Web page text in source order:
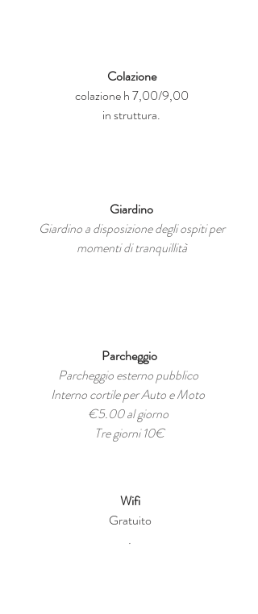
Colazione
colazione h 7,00/9,00
in struttura.
Giardino
Giardino a disposizione degli ospiti per
momenti di tranquillità
Parcheggio
Parcheggio esterno pubblico
Interno cortile per Auto e Moto
€5.00 al giorno
Tre giorni 10€
Wifi
Gratuito
.